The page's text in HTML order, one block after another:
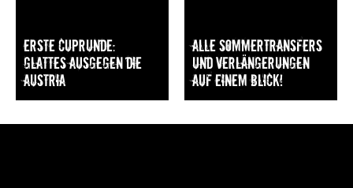
Erste Cuprunde:
Glattes Ausgegen die
Austria
Alle Sommertransfers
und Verlängerungen
auf einem Blick!